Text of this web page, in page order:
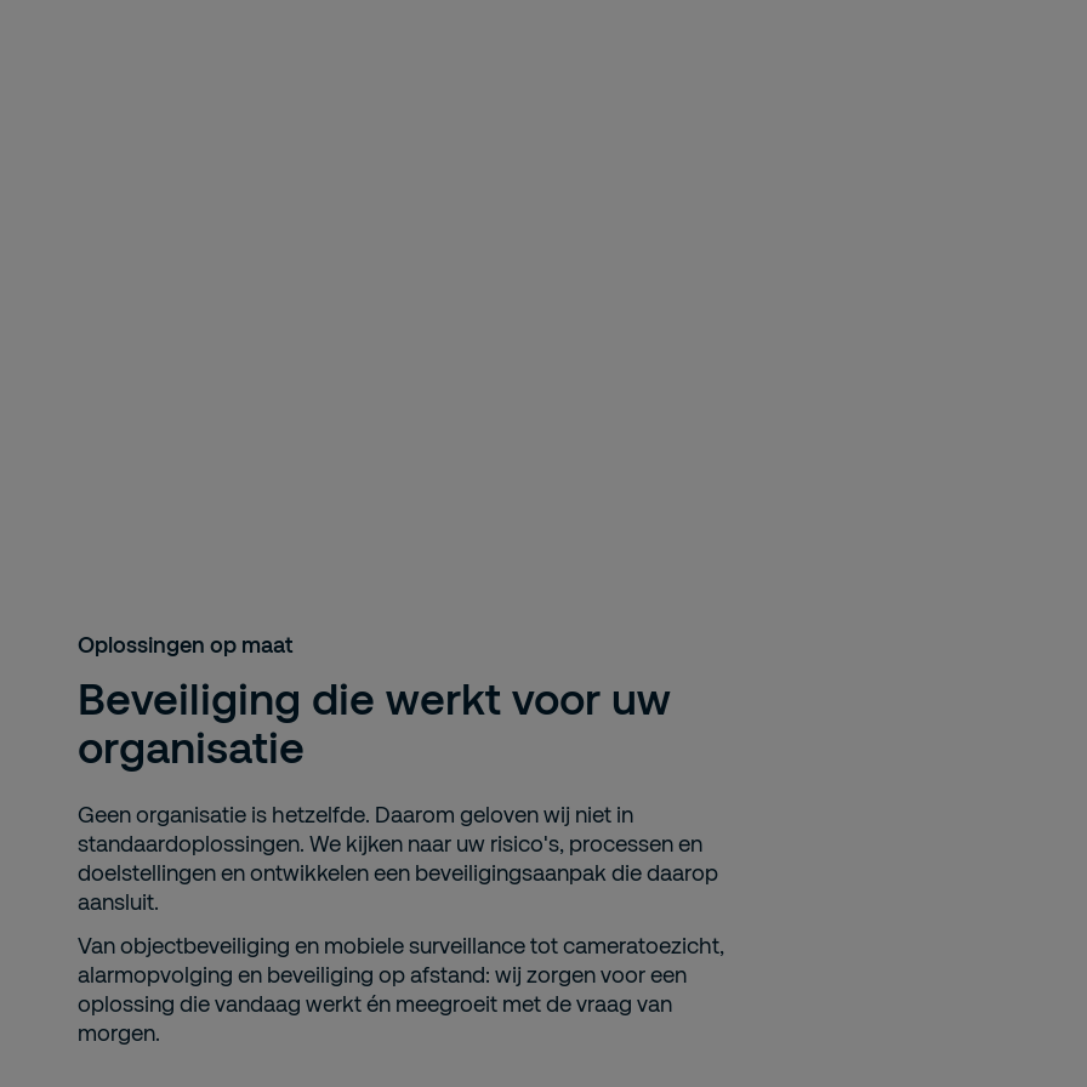
Oplossingen op maat
Beveiliging die werkt voor uw
organisatie
Geen organisatie is hetzelfde. Daarom geloven wij niet in
standaardoplossingen. We kijken naar uw risico's, processen en
doelstellingen en ontwikkelen een beveiligingsaanpak die daarop
aansluit.
Van objectbeveiliging en mobiele surveillance tot cameratoezicht,
alarmopvolging en beveiliging op afstand: wij zorgen voor een
oplossing die vandaag werkt én meegroeit met de vraag van
morgen.